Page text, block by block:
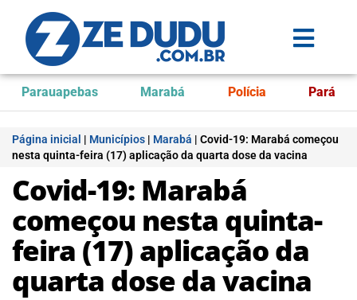
Parauapebas Marabá Polícia Pará
Página inicial | Municípios | Marabá | Covid-19: Marabá começou
nesta quinta-feira (17) aplicação da quarta dose da vacina
Covid-19: Marabá
começou nesta quinta-
feira (17) aplicação da
quarta dose da vacina